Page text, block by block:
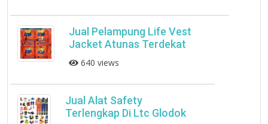
Jual Pelampung Life Vest
Jacket Atunas Terdekat
640 views
Jual Alat Safety
Terlengkap Di Ltc Glodok